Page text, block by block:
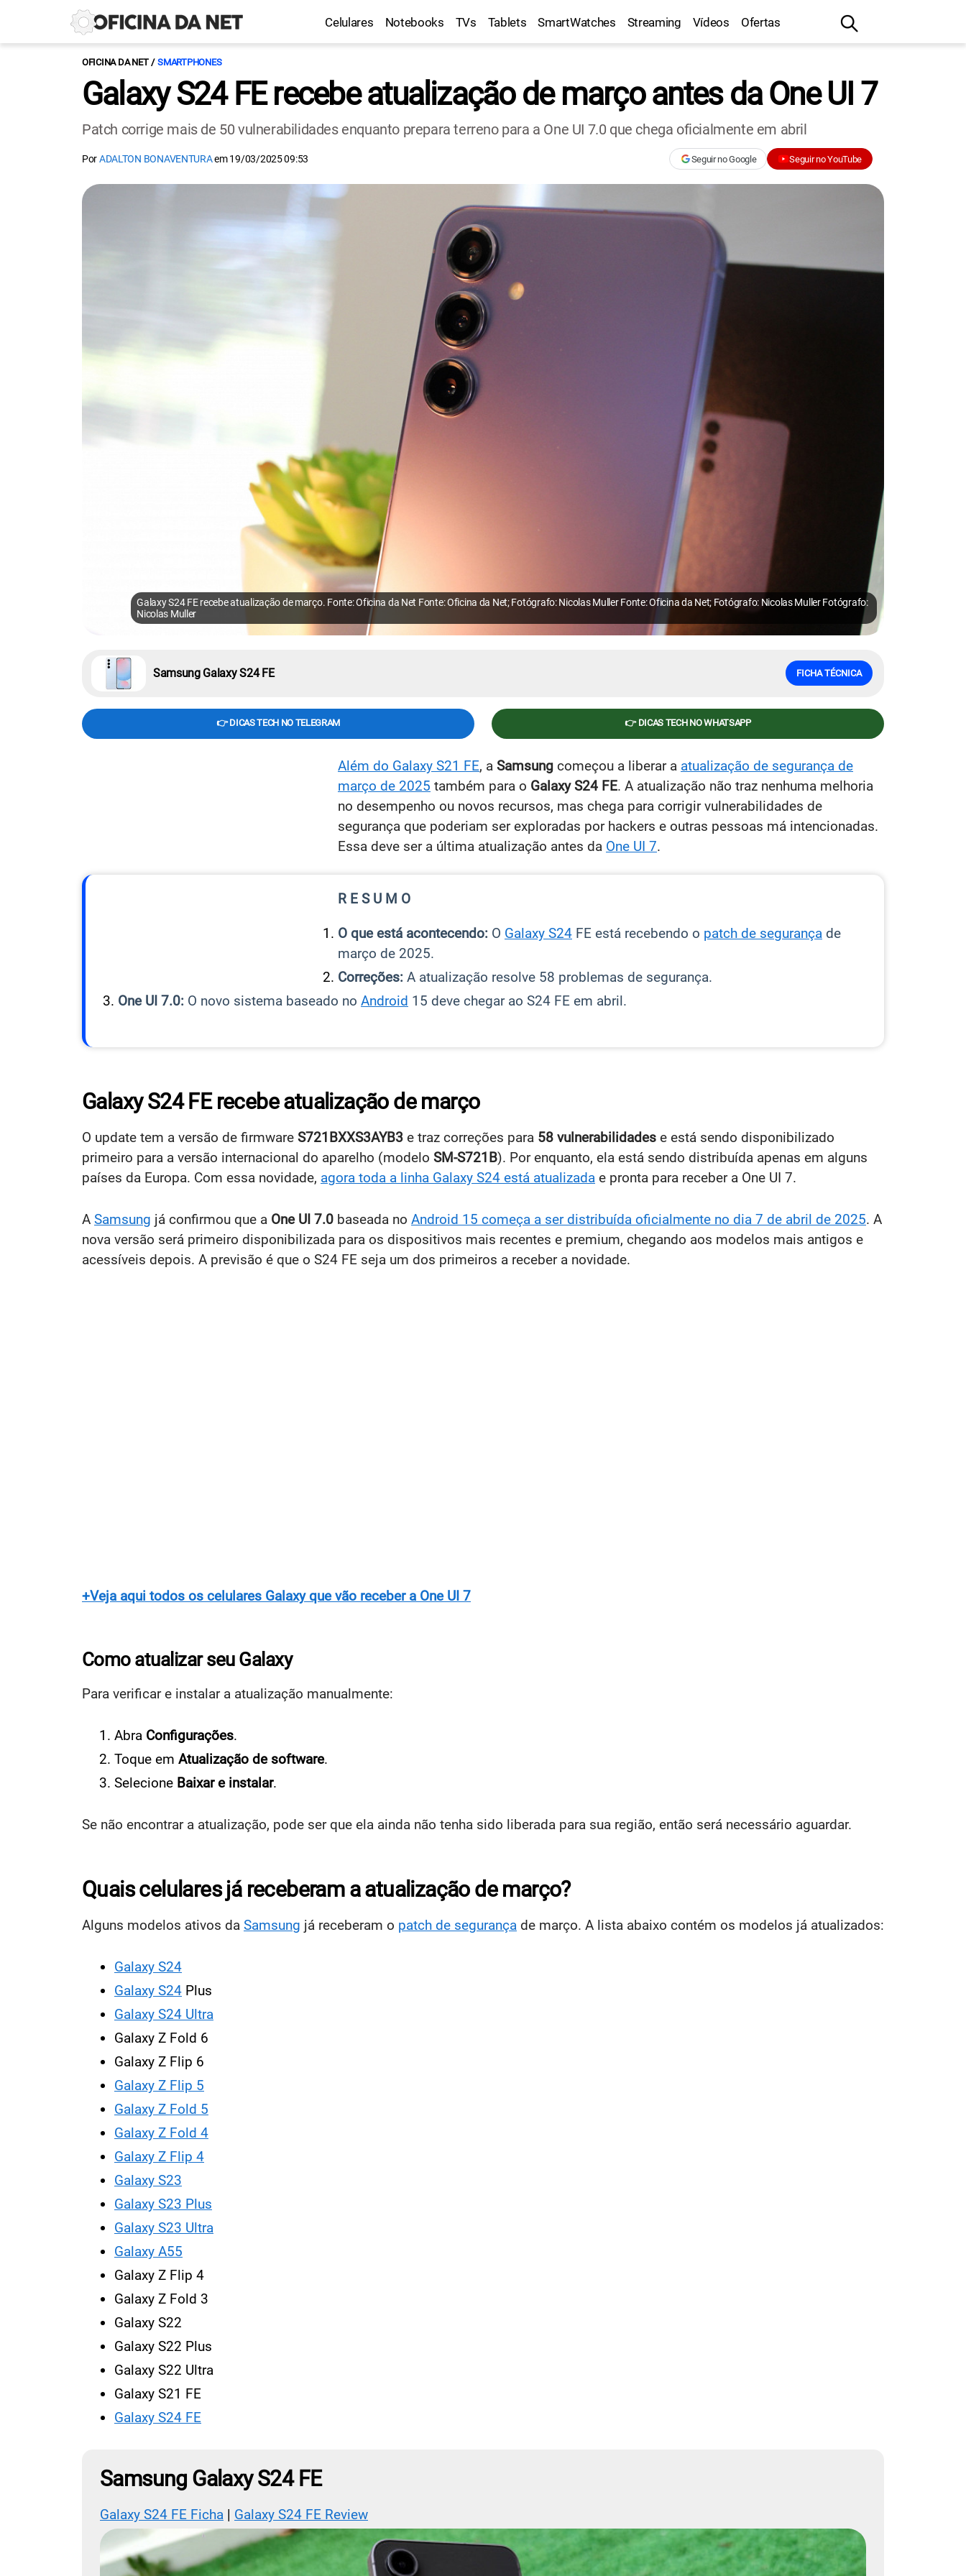
Celulares Notebooks TVs Tablets SmartWatches Streaming Vídeos Ofertas
OFICINA DA NET SMARTPHONES
Galaxy S24 FE recebe atualização de março antes da One UI 7
Patch corrige mais de 50 vulnerabilidades enquanto prepara terreno para a One UI 7.0 que chega oficialmente em abril
PorADALTON BONAVENTURAem19/03/2025 09:53 Seguir no Google Seguir no YouTube
Galaxy S24 FE recebe atualização de março. Fonte: Oficina da Net Fonte: Oficina da Net; Fotógrafo: Nicolas Muller Fonte: Oficina da Net; Fotógrafo: Nicolas Muller Fotógrafo:
Nicolas Muller
Samsung Galaxy S24 FE FICHA TÉCNICA
👉 DICAS TECH NO TELEGRAM 👉 DICAS TECH NO WHATSAPP
Além do Galaxy S21 FE, a Samsung começou a liberar a atualização de segurança de
março de 2025 também para o Galaxy S24 FE. A atualização não traz nenhuma melhoria
no desempenho ou novos recursos, mas chega para corrigir vulnerabilidades de
segurança que poderiam ser exploradas por hackers e outras pessoas má intencionadas.
Essa deve ser a última atualização antes da One UI 7.
R E S U M O
O que está acontecendo: O Galaxy S24 FE está recebendo o patch de segurança de
março de 2025.
Correções: A atualização resolve 58 problemas de segurança.
One UI 7.0: O novo sistema baseado no Android 15 deve chegar ao S24 FE em abril.
Galaxy S24 FE recebe atualização de março
O update tem a versão de firmware S721BXXS3AYB3 e traz correções para 58 vulnerabilidades e está sendo disponibilizado
primeiro para a versão internacional do aparelho (modelo SM-S721B). Por enquanto, ela está sendo distribuída apenas em alguns
países da Europa. Com essa novidade, agora toda a linha Galaxy S24 está atualizada e pronta para receber a One UI 7.
A Samsung já confirmou que a One UI 7.0 baseada no Android 15 começa a ser distribuída oficialmente no dia 7 de abril de 2025. A
nova versão será primeiro disponibilizada para os dispositivos mais recentes e premium, chegando aos modelos mais antigos e
acessíveis depois. A previsão é que o S24 FE seja um dos primeiros a receber a novidade.
+Veja aqui todos os celulares Galaxy que vão receber a One UI 7
Como atualizar seu Galaxy
Para verificar e instalar a atualização manualmente:
Abra Configurações.
Toque em Atualização de software.
Selecione Baixar e instalar.
Se não encontrar a atualização, pode ser que ela ainda não tenha sido liberada para sua região, então será necessário aguardar.
Quais celulares já receberam a atualização de março?
Alguns modelos ativos da Samsung já receberam o patch de segurança de março. A lista abaixo contém os modelos já atualizados:
Galaxy S24
Galaxy S24 Plus
Galaxy S24 Ultra
Galaxy Z Fold 6
Galaxy Z Flip 6
Galaxy Z Flip 5
Galaxy Z Fold 5
Galaxy Z Fold 4
Galaxy Z Flip 4
Galaxy S23
Galaxy S23 Plus
Galaxy S23 Ultra
Galaxy A55
Galaxy Z Flip 4
Galaxy Z Fold 3
Galaxy S22
Galaxy S22 Plus
Galaxy S22 Ultra
Galaxy S21 FE
Galaxy S24 FE
Samsung Galaxy S24 FE
Galaxy S24 FE Ficha | Galaxy S24 FE Review